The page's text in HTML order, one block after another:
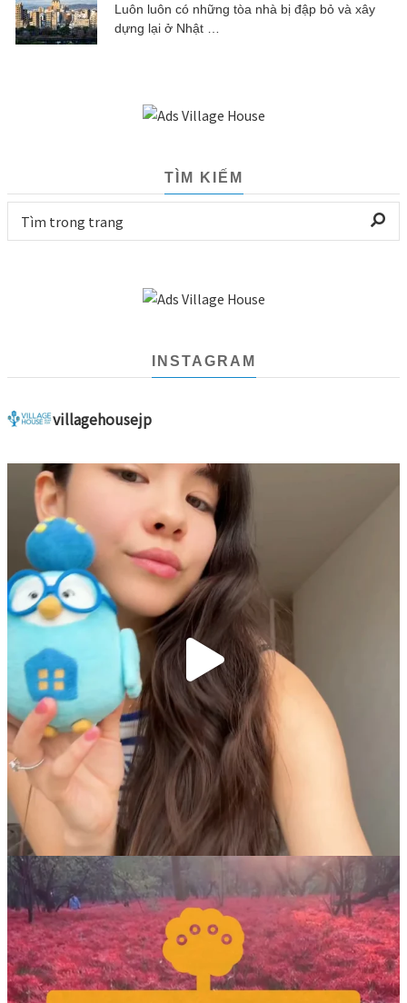
Luôn luôn có những tòa nhà bị đập bỏ và xây
dựng lại ở Nhật …
TÌM KIẾM
INSTAGRAM
villagehousejp